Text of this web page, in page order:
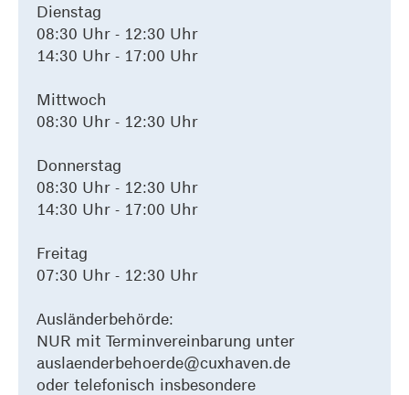
Dienstag
08:30 Uhr - 12:30 Uhr
14:30 Uhr - 17:00 Uhr
Mittwoch
08:30 Uhr - 12:30 Uhr
Donnerstag
08:30 Uhr - 12:30 Uhr
14:30 Uhr - 17:00 Uhr
Freitag
07:30 Uhr - 12:30 Uhr
Ausländerbehörde:
NUR mit Terminvereinbarung unter
auslaenderbehoerde@cuxhaven.de
oder telefonisch insbesondere